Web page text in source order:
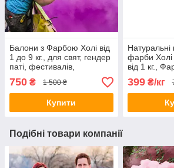
Балони з Фарбою Холі від
1 до 9 кг., для свят, гендер
паті, фестивалів,
флешмобів, фото
750 ₴ 1 500 ₴
Купити
Натуральні
фарби Холі
від 1 кг.,
399₴/кг
Подібні товари компанії